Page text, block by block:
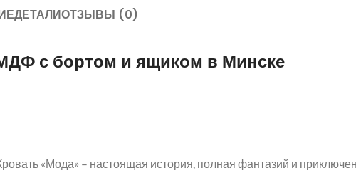
ДЕТАЛИОТЗЫВЫ (0)
с бортом и ящиком в Минске
«Мода» – настоящая история, полная фантазий и